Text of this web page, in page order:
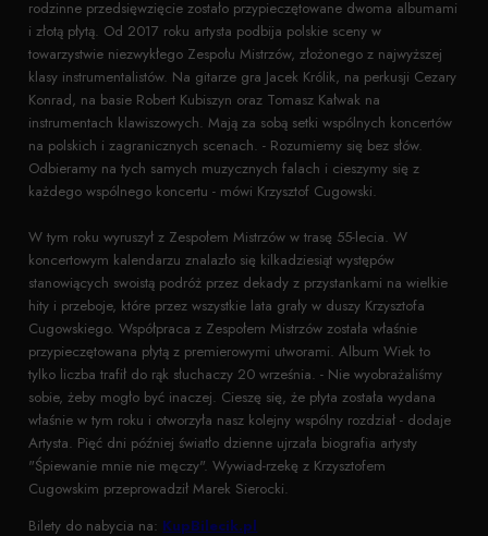
rodzinne przedsięwzięcie zostało przypieczętowane dwoma albumami
i złotą płytą. Od 2017 roku artysta podbija polskie sceny w
towarzystwie niezwykłego Zespołu Mistrzów, złożonego z najwyższej
klasy instrumentalistów. Na gitarze gra Jacek Królik, na perkusji Cezary
Konrad, na basie Robert Kubiszyn oraz Tomasz Kałwak na
instrumentach klawiszowych. Mają za sobą setki wspólnych koncertów
na polskich i zagranicznych scenach. - Rozumiemy się bez słów.
Odbieramy na tych samych muzycznych falach i cieszymy się z
każdego wspólnego koncertu - mówi Krzysztof Cugowski.
W tym roku wyruszył z Zespołem Mistrzów w trasę 55-lecia. W
koncertowym kalendarzu znalazło się kilkadziesiąt występów
stanowiących swoistą podróż przez dekady z przystankami na wielkie
hity i przeboje, które przez wszystkie lata grały w duszy Krzysztofa
Cugowskiego. Współpraca z Zespołem Mistrzów została właśnie
przypieczętowana płytą z premierowymi utworami. Album Wiek to
tylko liczba trafił do rąk słuchaczy 20 września. - Nie wyobrażaliśmy
sobie, żeby mogło być inaczej. Cieszę się, że płyta została wydana
właśnie w tym roku i otworzyła nasz kolejny wspólny rozdział - dodaje
Artysta. Pięć dni później światło dzienne ujrzała biografia artysty
"Śpiewanie mnie nie męczy". Wywiad-rzekę z Krzysztofem
Cugowskim przeprowadził Marek Sierocki.
Bilety do nabycia na: KupBilecik.pl